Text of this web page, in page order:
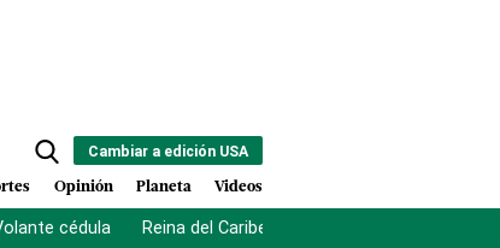
Cambiar a edición USA
Opinión Planeta Videos
cédula Reina del Caribe